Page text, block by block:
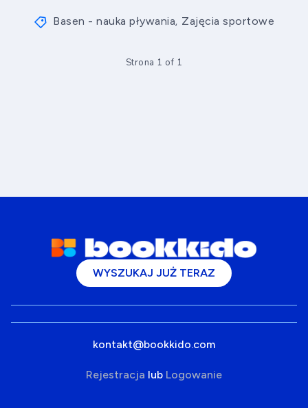
Basen - nauka pływania, Zajęcia sportowe
Strona 1 of 1
WYSZUKAJ JUŻ TERAZ
kontakt@bookkido.com
Rejestracja lub Logowanie